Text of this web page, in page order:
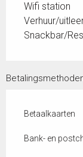
Wifi station
Verhuur/
Snackbar/
Betaalkaarten
Bank- en